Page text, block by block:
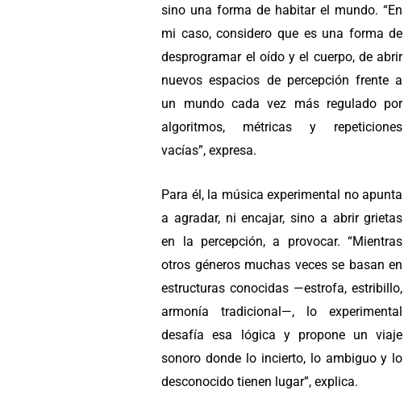
sino una forma de habitar el mundo. “En
mi caso, considero que es una forma de
desprogramar el oído y el cuerpo, de abrir
nuevos espacios de percepción frente a
un mundo cada vez más regulado por
algoritmos, métricas y repeticiones
vacías”, expresa.
Para él, la música experimental no apunta
a agradar, ni encajar, sino a abrir grietas
en la percepción, a provocar. “Mientras
otros géneros muchas veces se basan en
estructuras conocidas —estrofa, estribillo,
armonía tradicional—, lo experimental
desafía esa lógica y propone un viaje
sonoro donde lo incierto, lo ambiguo y lo
desconocido tienen lugar”, explica.